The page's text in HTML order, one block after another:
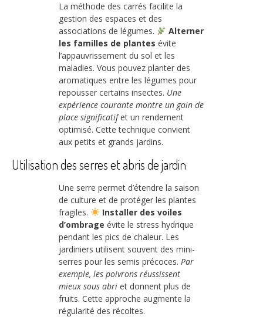
La méthode des carrés facilite la
gestion des espaces et des
associations de légumes.
Alterner
les familles de plantes évite
l’appauvrissement du sol et les
maladies. Vous pouvez planter des
aromatiques entre les légumes pour
repousser certains insectes. Une
expérience courante montre un gain de
place significatifet un rendement
optimisé. Cette technique convient
aux petits et grands jardins.
Utilisation des serres et abris de jardin
Une serre permet d’étendre la saison
de culture et de protéger les plantes
fragiles.
Installer des voiles
d’ombrage évite le stress hydrique
pendant les pics de chaleur. Les
jardiniers utilisent souvent des mini-
serres pour les semis précoces. Par
exemple, les poivrons réussissent
mieux sous abri et donnent plus de
fruits. Cette approche augmente la
régularité des récoltes.